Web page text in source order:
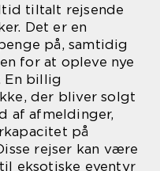
tiltalt rejsende
Det er en
på, samtidig
for at opleve nye
En billig
der bliver solgt
af afmeldinger,
på
rejser kan være
eksotiske eventyr